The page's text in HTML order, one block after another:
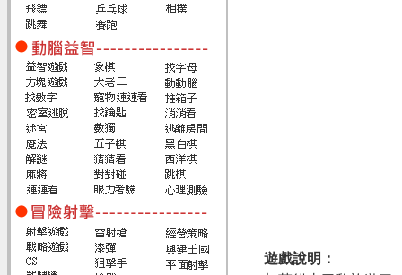
遊戲說明：